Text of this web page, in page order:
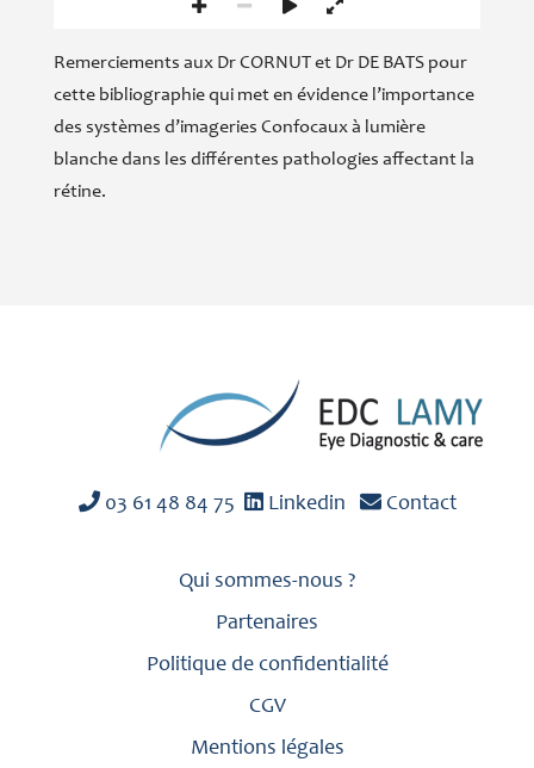
Remerciements aux Dr CORNUT et Dr DE BATS pour
cette bibliographie qui met en évidence l’importance
des systèmes d’imageries Confocaux à lumière
blanche dans les différentes pathologies affectant la
rétine.
03 61 48 84 75 Linkedin Contact
Qui sommes-nous ?
Partenaires
Politique de confidentialité
CGV
Mentions légales